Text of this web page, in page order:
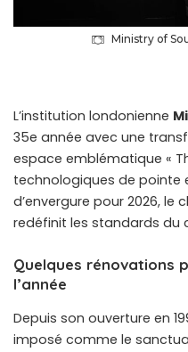
Ministry of
L’institution londonienne
35e année avec une
espace emblématique «
technologiques de
d’envergure pour 2026, le
redéfinit les standards du
Quelques rénovations
l’année
Depuis son ouverture en
imposé comme le